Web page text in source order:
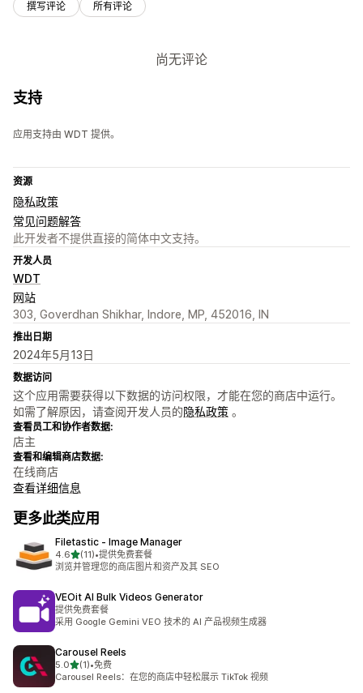
撰写评论 所有评论
尚无评论
支持
应用支持由 WDT 提供。
资源
隐私政策
常见问题解答
此开发者不提供直接的简体中文支持。
开发人员
WDT
网站
303, Goverdhan Shikhar, Indore, MP, 452016, IN
推出日期
2024年5月13日
数据访问
这个应用需要获得以下数据的访问权限，才能在您的商店中运行。
如需了解原因，请查阅开发人员的隐私政策 。
查看员工和协作者数据:
店主
查看和编辑商店数据:
在线商店
查看详细信息
更多此类应用
Filetastic ‑ Image Manager
4.6星（满分 5 星）
(11)
总共 11 条评论
•提供免费套餐
浏览并管理您的商店图片和资产及其 SEO
VEOit AI Bulk Videos Generator
提供免费套餐
采用 Google Gemini VEO 技术的 AI 产品视频生成器
Carousel Reels
5.0星（满分 5 星）
(1)
总共 1 条评论
•免费
Carousel Reels：在您的商店中轻松展示 TikTok 视频